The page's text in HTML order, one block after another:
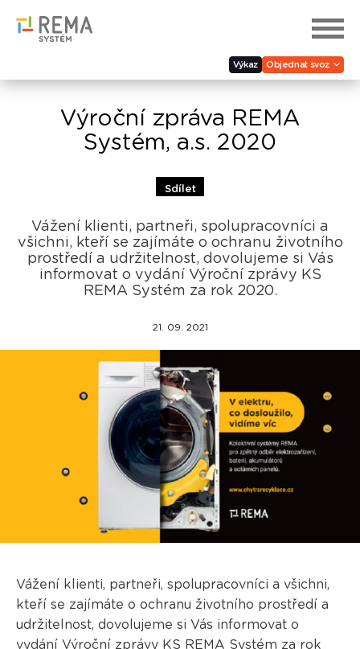
Výkaz Objednat svoz
Výroční zpráva REMA
Systém, a.s. 2020
Sdílet
Vážení klienti, partneři, spolupracovníci a
všichni, kteří se zajímáte o ochranu životního
prostředí a udržitelnost, dovolujeme si Vás
informovat o vydání Výroční zprávy KS
REMA Systém za rok 2020.
21. 09. 2021
Vážení klienti, partneři, spolupracovníci a všichni,
kteří se zajímáte o ochranu životního prostředí a
udržitelnost, dovolujeme si Vás informovat o
vydání Výroční zprávy KS REMA Systém za rok